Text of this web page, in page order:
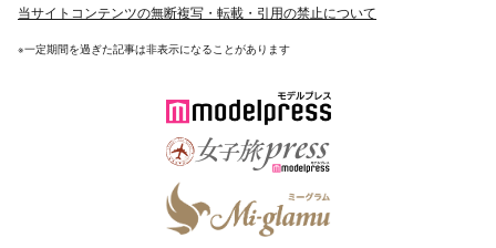
当サイトコンテンツの無断複写・転載・引用の禁止について
※一定期間を過ぎた記事は非表示になることがあります